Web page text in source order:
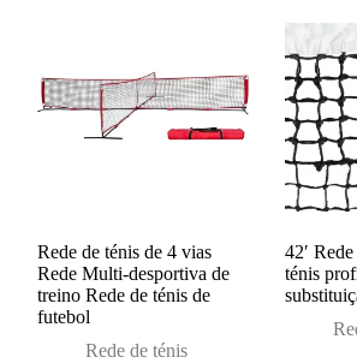
Rede de ténis de 4 vias
Rede Multi-desportiva de
treino Rede de ténis de
futebol
Rede de ténis
42′
ténis